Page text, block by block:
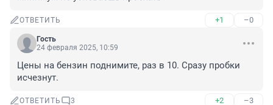
ОТВЕТИТЬ +1 –0
Гость
24 февраля 2025, 10:59
Цены на бензин поднимите, раз в 10. Сразу пробки
исчезнут.
ОТВЕТИТЬ 3 +2 –3